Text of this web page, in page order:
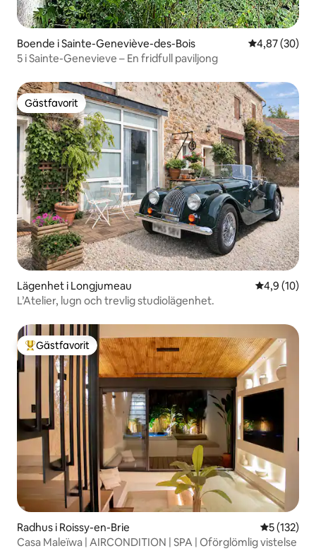
Boende i Sainte-Geneviève-des-Bois 4,87 av 5 i
4,87 (30)
5 i Sainte-Genevieve – En fridfull paviljong
Gästfavorit
Gästfavorit
Lägenhet i Longjumeau 4,9 av 5 i
4,9 (10)
L’Atelier, lugn och trevlig studiolägenhet.
Populär gästfavorit
Gästfavorit
Radhus i Roissy-en-Brie 5 av 5 i
5 (132)
Casa Maleïwa | AIRCONDITION | SPA | Oförglömlig vistelse